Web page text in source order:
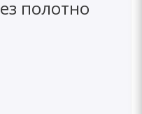
полотно